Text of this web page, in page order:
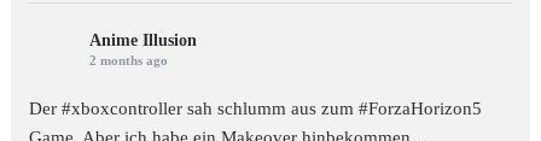
Anime Illusion
2 months ago
Der#xboxcontroller sah schlumm aus zum#ForzaHorizon5
Game. Aber ich habe ein Makeover hinbekommen...